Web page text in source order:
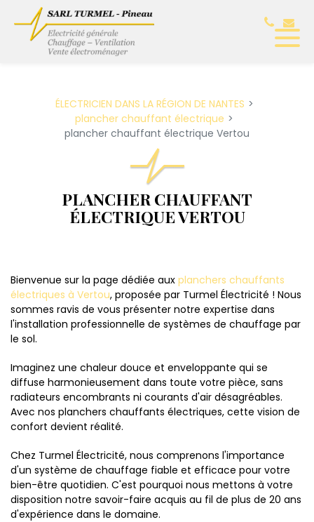
ÉLECTRICIEN DANS LA RÉGION DE NANTES
plancher chauffant électrique
plancher chauffant électrique Vertou
PLANCHER CHAUFFANT
ÉLECTRIQUE VERTOU
Bienvenue sur la page dédiée aux planchers chauffants
électriques à Vertou, proposée par Turmel Électricité ! Nous
sommes ravis de vous présenter notre expertise dans
l'installation professionnelle de systèmes de chauffage par
le sol.
Imaginez une chaleur douce et enveloppante qui se
diffuse harmonieusement dans toute votre pièce, sans
radiateurs encombrants ni courants d'air désagréables.
Avec nos planchers chauffants électriques, cette vision de
confort devient réalité.
Chez Turmel Électricité, nous comprenons l'importance
d'un système de chauffage fiable et efficace pour votre
bien-être quotidien. C'est pourquoi nous mettons à votre
disposition notre savoir-faire acquis au fil de plus de 20 ans
d'expérience dans le domaine.
Panneau de gestion des cookies